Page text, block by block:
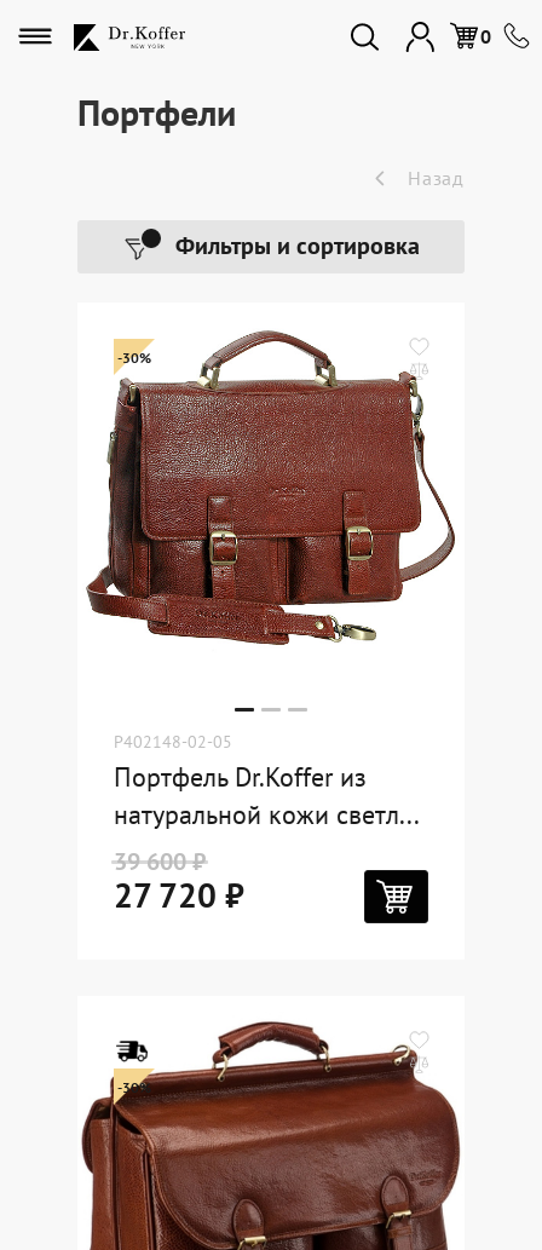
0
Избранное
Мужская коллекция
Подарки и сувениры
Подарочные карты
Dr.Koffer Outlet
Новинки
О компании
Оферта
Сертификат Dr.Koffer
Где купить
Партнерам
Контакты
Программа лояльности
Портфели
Назад
Фильтры и сортировка
-30%
P402148-02-05
Портфель Dr.Koffer из
натуральной кожи светл...
39 600 ₽
27 720 ₽
-30%